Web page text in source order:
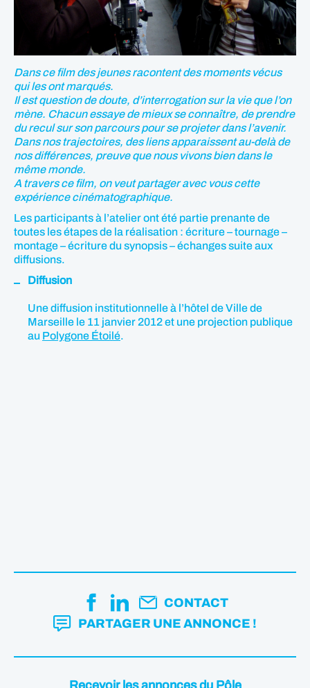
Dans ce film des jeunes racontent des moments vécus
qui les ont marqués.
Il est question de doute, d’interrogation sur la vie que l’on
mène. Chacun essaye de mieux se connaître, de prendre
du recul sur son parcours pour se projeter dans l’avenir.
Dans nos trajectoires, des liens apparaissent au-delà de
nos différences, preuve que nous vivons bien dans le
même monde.
A travers ce film, on veut partager avec vous cette
expérience cinématographique.
Les participants à l’atelier ont été partie prenante de
toutes les étapes de la réalisation : écriture – tournage –
montage – écriture du synopsis – échanges suite aux
diffusions.
Diffusion
Une diffusion institutionnelle à l’hôtel de Ville de
Marseille le 11 janvier 2012 et une projection publique
au Polygone Étoilé.
CONTACT
PARTAGER UNE ANNONCE !
Recevoir les annonces du Pôle